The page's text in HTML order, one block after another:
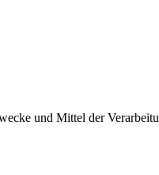
und Mittel der